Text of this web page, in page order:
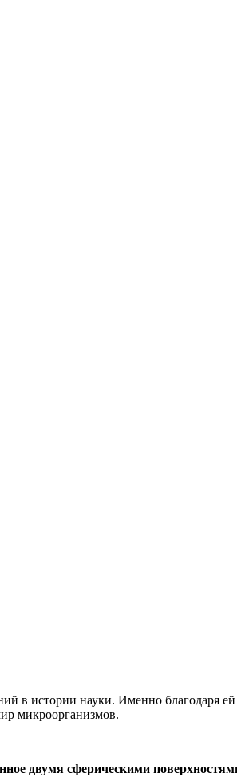
в истории науки. Именно благодаря
микроорганизмов.
двумя сферическими